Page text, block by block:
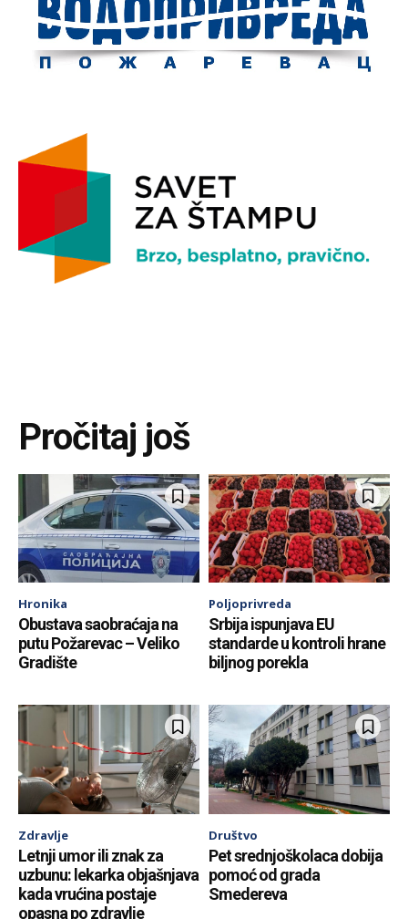
Pročitaj još
Hronika
Obustava saobraćaja na
putu Požarevac – Veliko
Gradište
Poljoprivreda
Srbija ispunjava EU
standarde u kontroli hrane
biljnog porekla
Zdravlje
Letnji umor ili znak za
uzbunu: lekarka objašnjava
kada vrućina postaje
opasna po zdravlje
Društvo
Pet srednjoškolaca dobija
pomoć od grada
Smedereva